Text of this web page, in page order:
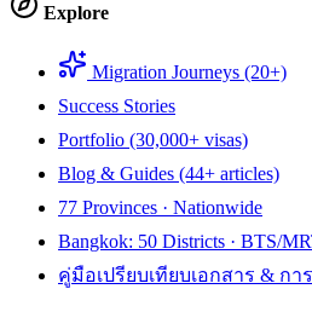
Explore
Migration Journeys (20+)
Success Stories
Portfolio (30,000+ visas)
Blog & Guides (44+ articles)
77 Provinces · Nationwide
Bangkok: 50 Districts · BTS/
คู่มือเปรียบเทียบเอกสาร & กา